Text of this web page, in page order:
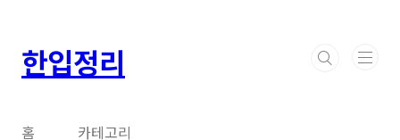
한입정리
홈 카테고리